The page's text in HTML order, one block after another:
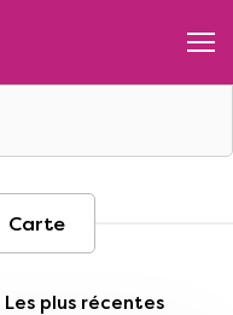
Carte
Les plus récentes